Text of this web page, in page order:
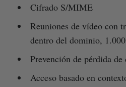
Cifrado S/MIME
Reuniones de vídeo con
dentro del dominio,
Prevención de pérdida
Acceso basado en